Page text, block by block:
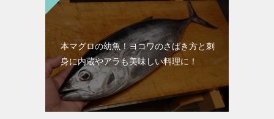
本マグロの幼魚！ヨコワのさばき方と刺
身に内蔵やアラも美味しい料理に！